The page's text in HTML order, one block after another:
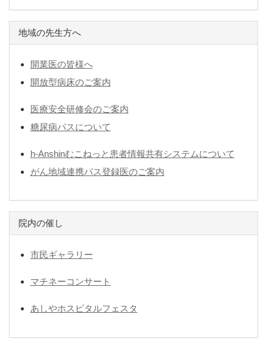
地域の先生方へ
開業医の皆様へ
開放型病床のご案内
医療安全研修会のご案内
糖尿病パスについて
h-Anshinむこねっと患者情報共有システムについて
がん地域連携パス登録医のご案内
院内の催し
市民ギャラリー
マチネーコンサート
あしやホスピタルフェスタ